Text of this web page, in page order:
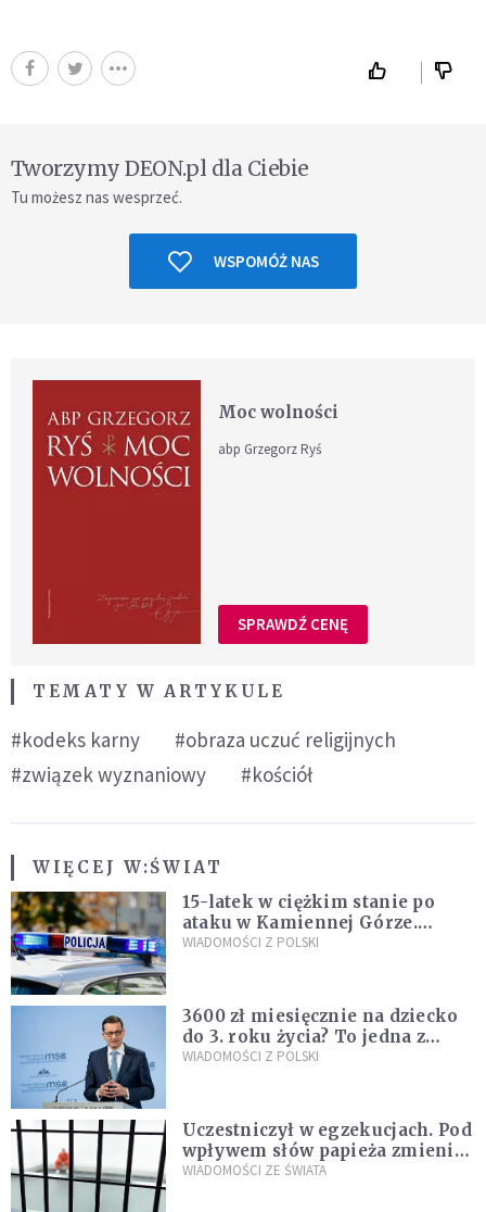
Tworzymy DEON.pl dla Ciebie
Tu możesz nas wesprzeć.
WSPOMÓŻ NAS
Moc wolności
abp Grzegorz Ryś
SPRAWDŹ CENĘ
TEMATY W ARTYKULE
#kodeks karny
#obraza uczuć religijnych
#związek wyznaniowy
#kościół
WIĘCEJ W:ŚWIAT
15-latek w ciężkim stanie po
ataku w Kamiennej Górze.
Policja zatrzymała dwóch
WIADOMOŚCI Z POLSKI
3600 zł miesięcznie na dziecko
do 3. roku życia? To jedna z
propozycji programu "Rozwój
WIADOMOŚCI Z POLSKI
Uczestniczył w egzekucjach. Pod
wpływem słów papieża zmienił
zdanie
WIADOMOŚCI ZE ŚWIATA